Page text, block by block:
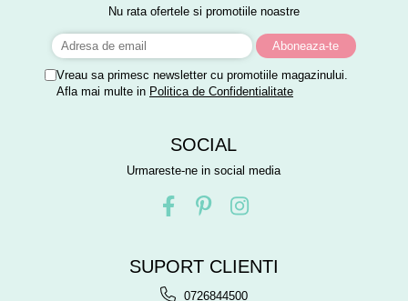
Nu rata ofertele si promotiile noastre
Vreau sa primesc newsletter cu promotiile magazinului.
Afla mai multe in Politica de Confidentialitate
SOCIAL
Urmareste-ne in social media
SUPORT CLIENTI
0726844500